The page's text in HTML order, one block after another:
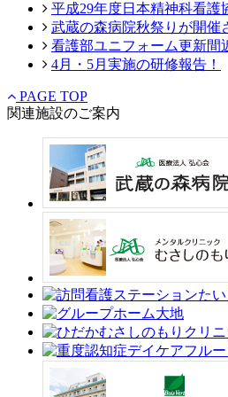
平成29年度日本精神科看
武蔵の森病院秋祭りが開催
看護部ユニフォーム更新間
4月・5月実施の研修報告！
PAGE TOP
関連施設のご案内